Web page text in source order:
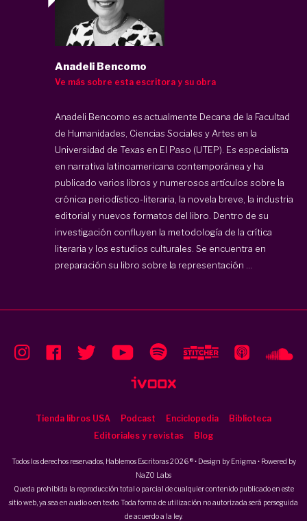
Anadeli Bencomo
Ve más sobre esta escritora y su obra
Anadeli Bencomo es actualmente Decana de la Facultad
de Humanidades, Ciencias Sociales y Artes en la
Universidad de Texas en El Paso (UTEP). Es especialista
en narrativa latinoamericana contemporánea y ha
publicado varios libros y numerosos artículos sobre la
crónica periodístico-literaria, la novela breve, la industria
editorial y nuevos formatos del libro. Dentro de su
investigación confluyen la metodología de la crítica
literaria y los estudios culturales. Se encuentra en
preparación su libro sobre la representación ...
Tienda libros USA Podcast Enciclopedia
Biblioteca
Editoriales y revistas
Blog
Todos los derechos reservados, Hablemos Escritoras 2026 ® • Design by Enigma • Powered by
NaZO Labs
Queda prohibida la reproducción total o parcial de cualquier contenido publicado en este
sitio web, ya sea en audio o en texto. Toda forma de utilización no autorizada será perseguida
de acuerdo a la ley.